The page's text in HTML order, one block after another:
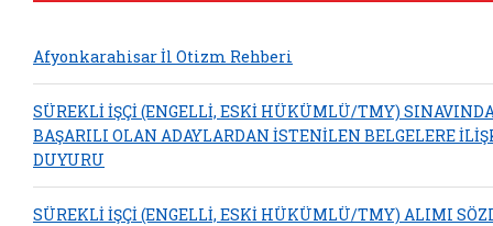
Afyonkarahisar İl Otizm Rehberi
SÜREKLİ İŞÇİ (ENGELLİ, ESKİ HÜKÜMLÜ/TMY)
BAŞARILI OLAN ADAYLARDAN İSTENİLEN BELGELERE
DUYURU
SÜREKLİ İŞÇİ (ENGELLİ, ESKİ HÜKÜMLÜ/TMY) ALIMI